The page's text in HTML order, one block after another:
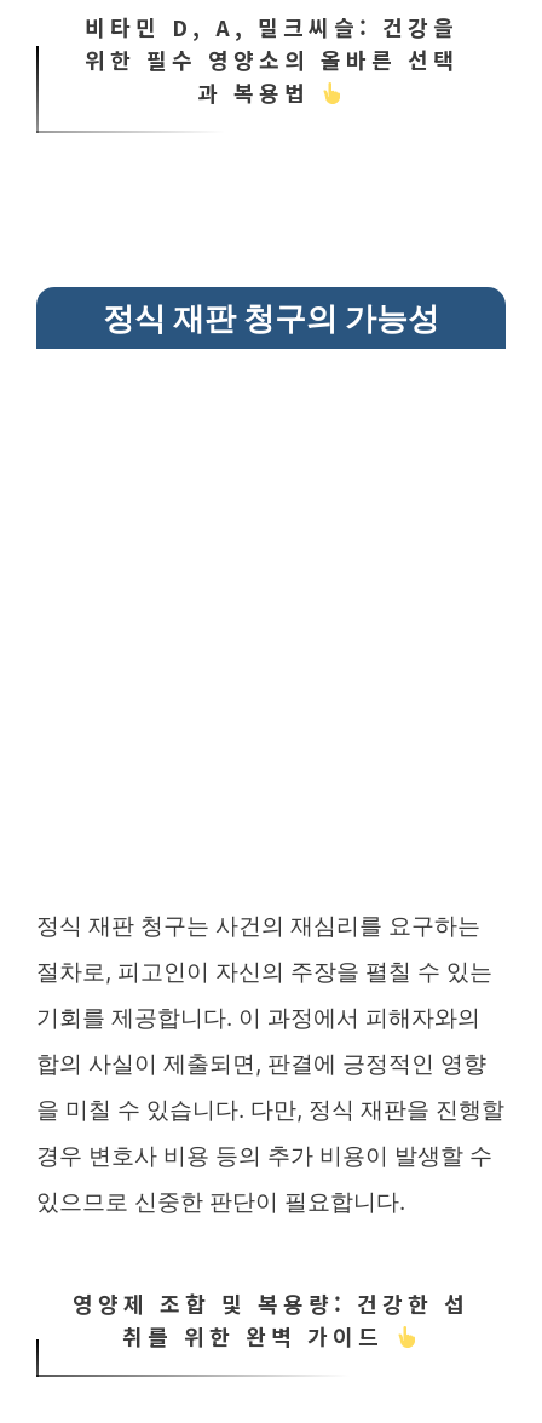
비타민 D, A, 밀크씨슬: 건강을
위한 필수 영양소의 올바른 선택
과 복용법
정식 재판 청구의 가능성
정식 재판 청구는 사건의 재심리를 요구하는
절차로, 피고인이 자신의 주장을 펼칠 수 있는
기회를 제공합니다. 이 과정에서 피해자와의
합의 사실이 제출되면, 판결에 긍정적인 영향
을 미칠 수 있습니다. 다만, 정식 재판을 진행할
경우 변호사 비용 등의 추가 비용이 발생할 수
있으므로 신중한 판단이 필요합니다.
영양제 조합 및 복용량: 건강한 섭
취를 위한 완벽 가이드